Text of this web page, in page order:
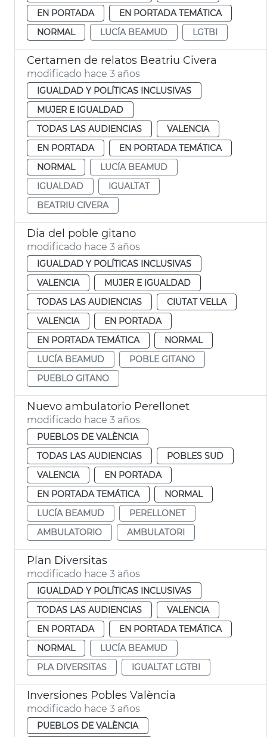
EN PORTADA
EN PORTADA TEMÁTICA
NORMAL
LUCÍA BEAMUD LGTBI
Certamen de relatos Beatriu Civera
modificado hace 3 años
IGUALDAD Y POLÍTICAS INCLUSIVAS
MUJER E IGUALDAD
TODAS LAS AUDIENCIAS
VALENCIA
EN PORTADA
EN PORTADA TEMÁTICA
NORMAL
LUCÍA BEAMUD
IGUALDAD
IGUALTAT
BEATRIU CIVERA
Dia del poble gitano
modificado hace 3 años
IGUALDAD Y POLÍTICAS INCLUSIVAS
VALENCIA
MUJER E IGUALDAD
TODAS LAS AUDIENCIAS
CIUTAT VELLA
VALENCIA
EN PORTADA
EN PORTADA TEMÁTICA
NORMAL
LUCÍA BEAMUD
POBLE GITANO
PUEBLO GITANO
Nuevo ambulatorio Perellonet
modificado hace 3 años
PUEBLOS DE VALÈNCIA
TODAS LAS AUDIENCIAS
POBLES SUD
VALENCIA
EN PORTADA
EN PORTADA TEMÁTICA
NORMAL
LUCÍA BEAMUD
PERELLONET
AMBULATORIO
AMBULATORI
Plan Diversitas
modificado hace 3 años
IGUALDAD Y POLÍTICAS INCLUSIVAS
TODAS LAS AUDIENCIAS
VALENCIA
EN PORTADA
EN PORTADA TEMÁTICA
NORMAL
LUCÍA BEAMUD
PLA DIVERSITAS
IGUALTAT LGTBI
Inversiones Pobles València
modificado hace 3 años
PUEBLOS DE VALÈNCIA